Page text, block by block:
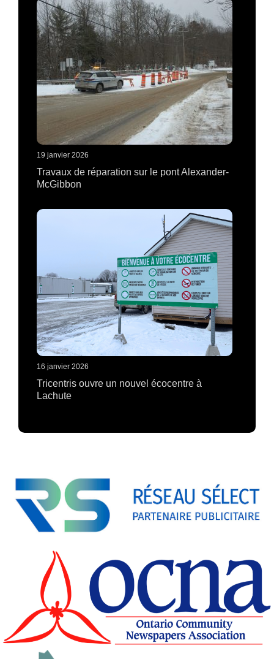
19 janvier 2026
Travaux de réparation sur le pont Alexander-
McGibbon
16 janvier 2026
Tricentris ouvre un nouvel écocentre à
Lachute